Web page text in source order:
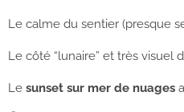
Le calme du sentier (presque
Le côté “lunaire” et très visuel
Le sunset sur mer de nuages